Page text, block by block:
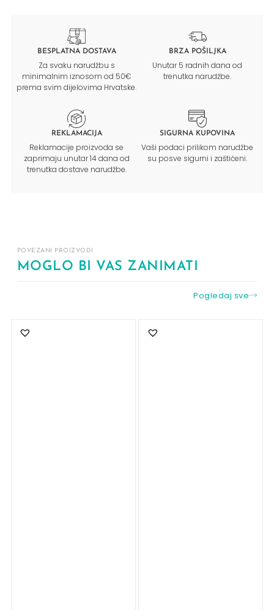
BESPLATNA DOSTAVA
Za svaku narudžbu s
minimalnim iznosom od 50€
prema svim dijelovima Hrvatske.
BRZA POŠILJKA
Unutar 5 radnih dana od
trenutka narudžbe.
REKLAMACIJA
Reklamacije proizvoda se
zaprimaju unutar 14 dana od
trenutka dostave narudžbe.
SIGURNA KUPOVINA
Vaši podaci prilikom narudžbe
su posve sigurni i zaštićeni.
POVEZANI PROIZVODI
MOGLO BI VAS ZANIMATI
Pogledaj sve